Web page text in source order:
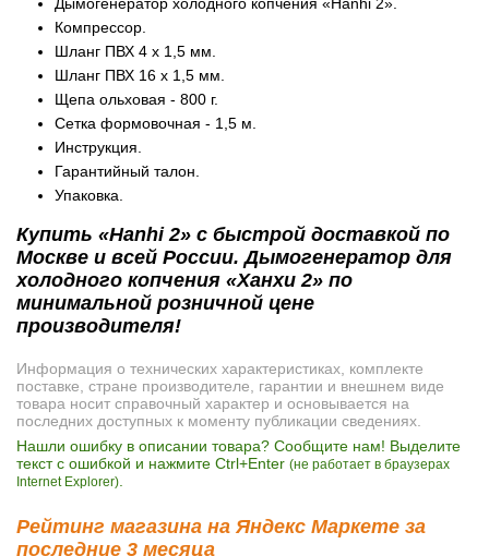
Компрессор.
Шланг ПВХ 4 х 1,5 мм.
Шланг ПВХ 16 х 1,5 мм.
Щепа ольховая - 800 г.
Сетка формовочная - 1,5 м.
Инструкция.
Гарантийный талон.
Упаковка.
Купить «Hanhi 2» с быстрой доставкой по
Москве и всей России. Дымогенератор для
холодного копчения «Ханхи 2» по
минимальной розничной цене
производителя!
Информация о технических характеристиках, комплекте
поставке, стране производителе, гарантии и внешнем виде
товара носит справочный характер и основывается на
последних доступных к моменту публикации сведениях.
Нашли ошибку в описании товара? Сообщите нам! Выделите
текст с ошибкой и нажмите Ctrl+Enter (не работает в браузерах
Internet Explorer)
Рейтинг магазина на Яндекс Маркете за
последние 3 месяца